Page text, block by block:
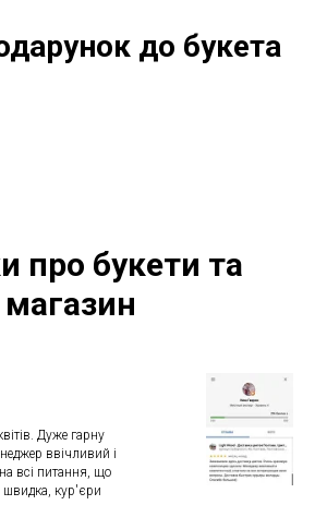
до букета
про букети та
магазин
Дуже гарну
ввічливий і
всі питання, що
швидка, кур'єри